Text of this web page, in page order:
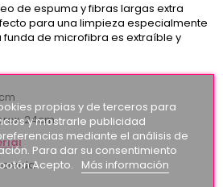
de espuma y fibras largas extra
para una limpieza especialmente
funda de microfibra es extraíble y
24cm
propias y de terceros para
y mostrarle publicidad
mediante el análisis de
Para dar su consentimiento
Acepto.
Más información